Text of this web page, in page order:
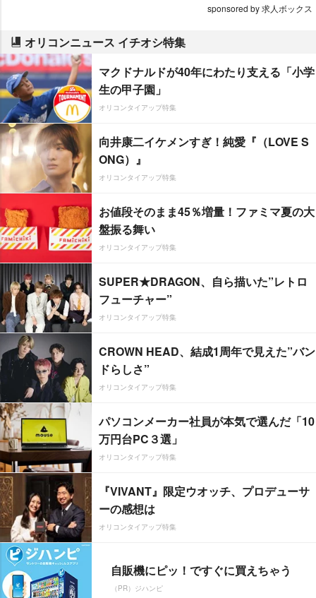
sponsored by 求人ボックス
オリコンニュース イチオシ特集
マクドナルドが40年にわたり支える「小学
生の甲子園」
オリコンタイアップ特集
向井康二イケメンすぎ！純愛『（LOVE S
ONG）』
オリコンタイアップ特集
お値段そのまま45％増量！ファミマ夏の大
盤振る舞い
オリコンタイアップ特集
SUPER★DRAGON、自ら描いた”レトロ
フューチャー”
オリコンタイアップ特集
CROWN HEAD、結成1周年で見えた”バン
ドらしさ”
オリコンタイアップ特集
パソコンメーカー社員が本気で選んだ「10
万円台PC３選」
オリコンタイアップ特集
『VIVANT』限定ウオッチ、プロデューサ
ーの感想は
オリコンタイアップ特集
自販機にピッ！ですぐに買えちゃう
（PR）ジハンピ